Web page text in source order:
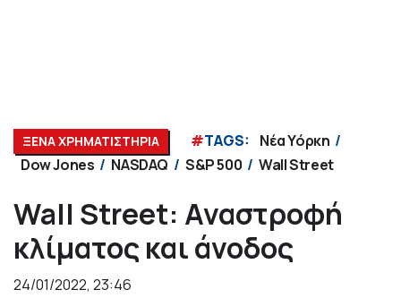
ΞΕΝΑ ΧΡΗΜΑΤΙΣΤΗΡΙΑ #TAGS:
Νέα Υόρκη
Dow Jones
NASDAQ S&P 500 Wall Street
Wall Street: Αναστροφή
κλίματος και άνοδος
24/01/2022, 23:46